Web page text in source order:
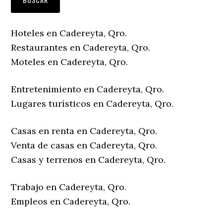
Hoteles en Cadereyta, Qro.
Restaurantes en Cadereyta, Qro.
Moteles en Cadereyta, Qro.
Entretenimiento en Cadereyta, Qro.
Lugares turísticos en Cadereyta, Qro.
Casas en renta en Cadereyta, Qro.
Venta de casas en Cadereyta, Qro.
Casas y terrenos en Cadereyta, Qro.
Trabajo en Cadereyta, Qro.
Empleos en Cadereyta, Qro.